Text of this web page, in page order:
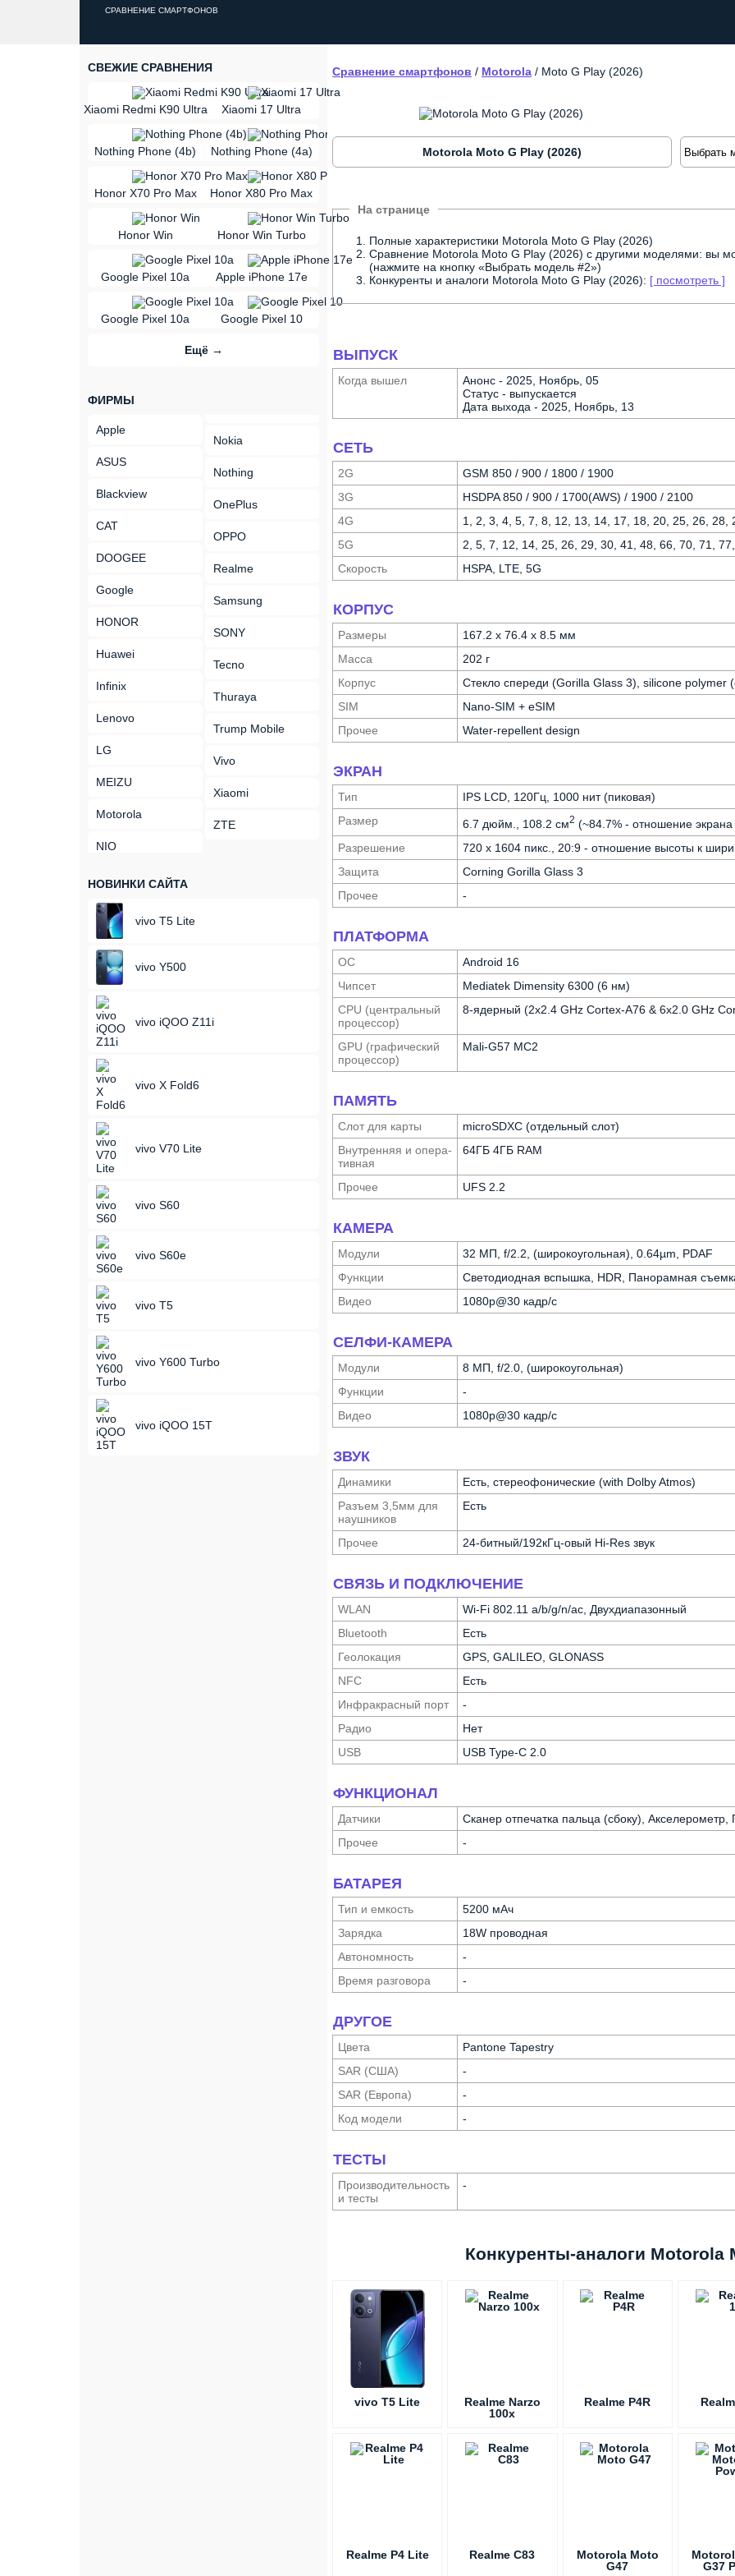
СРАВНЕНИЕ СМАРТФОНОВ
СВЕЖИЕ СРАВНЕНИЯ
Xiaomi Redmi K90 Ultra
vs
Xiaomi 17 Ultra
Nothing Phone (4b)
vs
Nothing Phone (4a)
Honor X70 Pro Max
vs
Honor X80 Pro Max
Honor Win
vs
Honor Win Turbo
Google Pixel 10a
vs
Apple iPhone 17e
Google Pixel 10a
vs
Google Pixel 10
Ещё →
ФИРМЫ
Apple
ASUS
Blackview
CAT
DOOGEE
Google
HONOR
Huawei
Infinix
Lenovo
LG
MEIZU
Motorola
NIO
Nokia
Nothing
OnePlus
OPPO
Realme
Samsung
SONY
Tecno
Thuraya
Trump Mobile
Vivo
Xiaomi
ZTE
НОВИНКИ САЙТА
vivo T5 Lite
vivo Y500
vivo iQOO Z11i
vivo X Fold6
vivo V70 Lite
vivo S60
vivo S60e
vivo T5
vivo Y600 Turbo
vivo iQOO 15T
Сравнение смартфонов / Motorola / Moto G Play (2026)
Motorola Moto G Play (2026)
Полные характеристики Motorola Moto G Play (2026)
Сравнение Motorola Moto G Play (2026) с другими моделями: вы
(нажмите на кнопку «Выбрать модель #2»)
Конкуренты и аналоги Motorola Moto G Play (2026): [ посмотреть ]
ВЫПУСК
Когда вышел
Анонс - 2025, Ноябрь, 05
Статус - выпускается
Дата выхода - 2025, Ноябрь, 13
СЕТЬ
2G
GSM 850 / 900 / 1800 / 1900
3G
HSDPA 850 / 900 / 1700(AWS) / 1900 / 2100
4G
1, 2, 3, 4, 5, 7, 8, 12, 13, 14, 17, 18, 20, 25, 26, 28,
5G
2, 5, 7, 12, 14, 25, 26, 29, 30, 41, 48, 66, 70, 71,
Скорость
HSPA, LTE, 5G
КОРПУС
Размеры
167.2 x 76.4 x 8.5 мм
Масса
202 г
Корпус
Стекло спереди (Gorilla Glass 3), silicone polymer
SIM
Nano-SIM + eSIM
Прочее
Water-repellent design
ЭКРАН
Тип
IPS LCD, 120Гц, 1000 нит (пиковая)
Размер
6.7 дюйм., 108.2 см2 (~84.7% - отношение экрана
Разре­шение
720 x 1604 пикс., 20:9 - отношение высоты к
Защита
Corning Gorilla Glass 3
Прочее
-
ПЛАТФОРМА
ОС
Android 16
Чипсет
Mediatek Dimensity 6300 (6 нм)
CPU (централь­ный
процес­сор)
8-ядерный (2x2.4 GHz Cortex-A76 & 6x2.0 GHz
GPU (графи­ческий
процес­сор)
Mali-G57 MC2
ПАМЯТЬ
Слот для карты
microSDXC (отдельный слот)
Внутрен­няя и опера­
тивная
64ГБ 4ГБ RAM
Прочее UFS 2.2
КАМЕРА
Модули
32 МП, f/2.2, (широкоугольная), 0.64µm, PDAF
Функ­ции
Светодиодная вспышка, HDR, Панорамная
Видео
1080p@30 кадр/с
СЕЛФИ-КАМЕРА
Модули
8 МП, f/2.0, (широкоугольная)
Функ­ции
-
Видео
1080p@30 кадр/с
ЗВУК
Динамики
Есть, стереофонические (with Dolby Atmos)
Разъем 3,5мм для
науш­ников
Есть
Прочее 24-битный/192кГц-овый Hi-Res звук
СВЯЗЬ И ПОДКЛЮЧЕНИЕ
WLAN
Wi-Fi 802.11 a/b/g/n/ac, Двухдиапазонный
Bluetooth
Есть
Геолока­ция
GPS, GALILEO, GLONASS
NFC
Есть
Инфра­красный порт
-
Радио
Нет
USB
USB Type-C 2.0
ФУНКЦИОНАЛ
Датчики
Сканер отпечатка пальца (сбоку),
Прочее
-
БАТАРЕЯ
Тип и емкость
5200 мАч
Зарядка
18W проводная
Автоно­мность
-
Время разговора
-
ДРУГОЕ
Цвета
Pantone Tapestry
SAR (США)
-
SAR (Европа)
-
Код модели
-
ТЕСТЫ
Производи­тельность
и тесты
-
Конкуренты-аналоги Motorola
vivo T5 Lite
Realme Narzo
100x
Realme P4R
Realme P4 Lite Realme C83
Motorola Moto
G47
G37